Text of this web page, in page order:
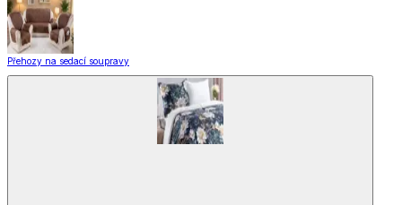
Přehozy na sedací soupravy